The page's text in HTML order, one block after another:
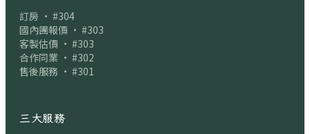
訂房 · #304
國內團報價 · #303
客製估價 · #303
合作同業 · #302
售後服務 · #301
三大服務